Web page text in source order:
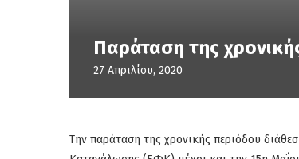
Παράταση της
27 Απριλίου, 2020
Την παράταση της χρονικής περιόδου